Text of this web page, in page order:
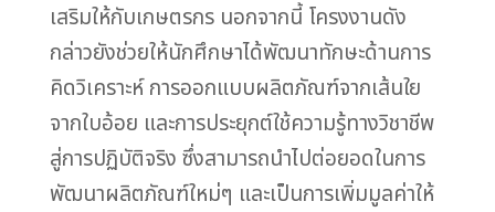
เสริมให้กับเกษตรกร นอกจากนี้ โครงงานดัง
กล่าวยังช่วยให้นักศึกษาได้พัฒนาทักษะด้านการ
คิดวิเคราะห์ การออกแบบผลิตภัณฑ์จากเส้นใย
จากใบอ้อย และการประยุกต์ใช้ความรู้ทางวิชาชีพ
สู่การปฏิบัติจริง ซึ่งสามารถนำไปต่อยอดในการ
พัฒนาผลิตภัณฑ์ใหม่ๆ และเป็นการเพิ่มมูลค่าให้